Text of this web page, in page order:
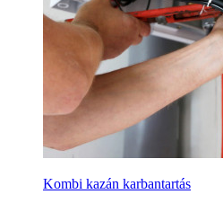
Kombi kazán karbantartás